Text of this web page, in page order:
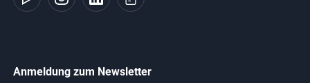
Anmeldung zum Newsletter